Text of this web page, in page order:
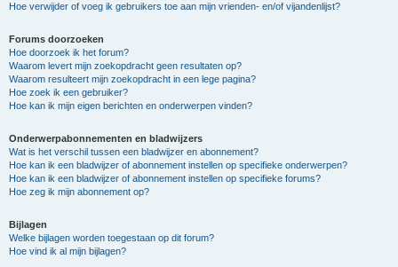
Hoe verwijder of voeg ik gebruikers toe aan mijn vrienden- en/of vijandenlijst?
Forums doorzoeken
Hoe doorzoek ik het forum?
Waarom levert mijn zoekopdracht geen resultaten op?
Waarom resulteert mijn zoekopdracht in een lege pagina?
Hoe zoek ik een gebruiker?
Hoe kan ik mijn eigen berichten en onderwerpen vinden?
Onderwerpabonnementen en bladwijzers
Wat is het verschil tussen een bladwijzer en abonnement?
Hoe kan ik een bladwijzer of abonnement instellen op specifieke onderwerpen?
Hoe kan ik een bladwijzer of abonnement instellen op specifieke forums?
Hoe zeg ik mijn abonnement op?
Bijlagen
Welke bijlagen worden toegestaan op dit forum?
Hoe vind ik al mijn bijlagen?